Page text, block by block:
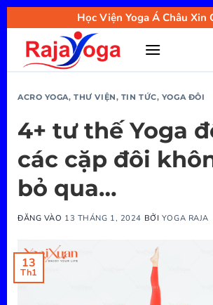
Bỏ
qua
nội
Học Viện Yoga Á Châu Xin
ACRO YOGA,THƯ VIỆN, TIN TỨC, YOGA ĐÔI
4+ tư thế Yoga
các cặp đôi
bỏ qua…
ĐĂNG VÀO 13 THÁNG 1, 2024 BỞI YOGA RAJA
13
Th1